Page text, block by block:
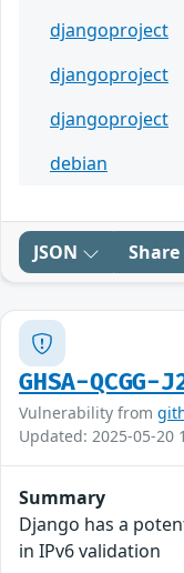
djangoproject
djangoproject
djangoproject
debian
JSON Share
GHSA-QCGG-
Vulnerability from
Updated: 2025-05-20
Summary
Django has a
in IPv6 validation